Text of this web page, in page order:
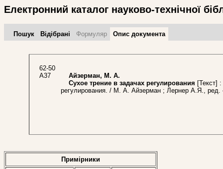
Електронний каталог науково-технічної
Пошук Відібрані Формуляр Опис документа
62-50
А37
Айзерман, М. А.
Сухое трение в задачах регулирования [Текст]
регулирования. / М. А. Айзерман ; Лернер А.Я.,
Примірники